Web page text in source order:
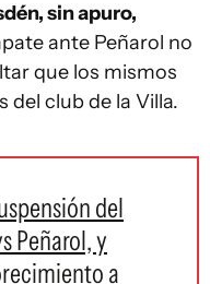
sin apuro,
ante Peñarol no
que los mismos
del club de la Villa.
del
Peñarol, y
a